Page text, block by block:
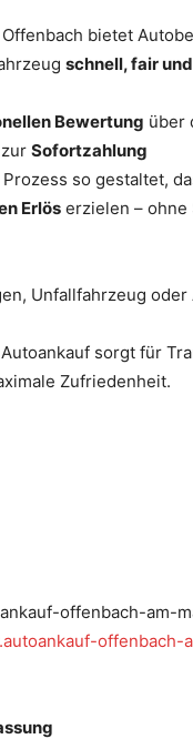
bietet
schnell, fair
Bewertung über
Sofortzahlung
so gestaltet,
Erlös erzielen – ohne
Unfallfahrzeug oder
sorgt für
Zufriedenheit.
offenbach-am-
offenbach-